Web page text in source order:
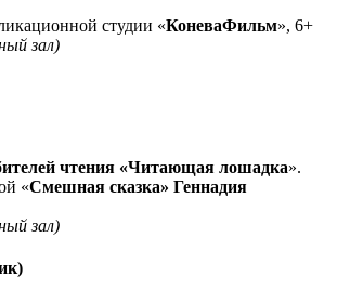
студии «КоневаФильм», 6+
зал)
чтения «Читающая лошадка».
«Смешная сказка» Геннадия
зал)